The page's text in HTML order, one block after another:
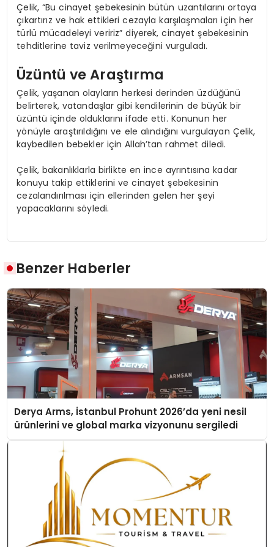
Çelik, “Bu cinayet şebekesinin bütün uzantılarını ortaya
çıkartırız ve hak ettikleri cezayla karşılaşmaları için her
türlü mücadeleyi veririz” diyerek, cinayet şebekesinin
tehditlerine taviz verilmeyeceğini vurguladı.
Üzüntü ve Araştırma
Çelik, yaşanan olayların herkesi derinden üzdüğünü
belirterek, vatandaşlar gibi kendilerinin de büyük bir
üzüntü içinde olduklarını ifade etti. Konunun her
yönüyle araştırıldığını ve ele alındığını vurgulayan Çelik,
kaybedilen bebekler için Allah’tan rahmet diledi.
Çelik, bakanlıklarla birlikte en ince ayrıntısına kadar
konuyu takip ettiklerini ve cinayet şebekesinin
cezalandırılması için ellerinden gelen her şeyi
yapacaklarını söyledi.
Benzer Haberler
Derya Arms, İstanbul Prohunt 2026’da yeni nesil
ürünlerini ve global marka vizyonunu sergiledi